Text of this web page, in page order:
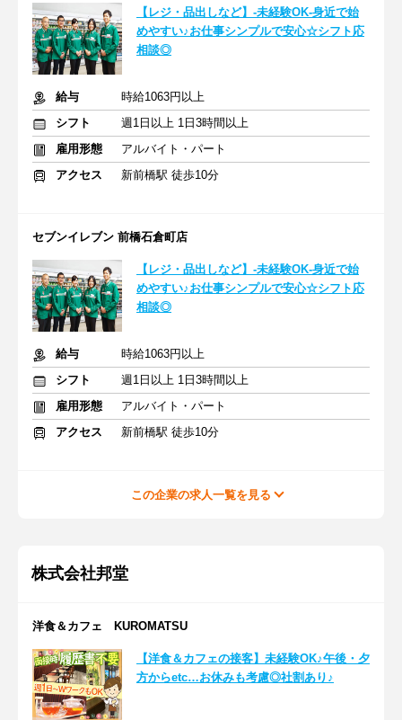
【レジ・品出しなど】-未経験OK-身近で始
めやすい♪お仕事シンプルで安心☆シフト応
相談◎
給与
時給1063円以上
シフト
週1日以上 1日3時間以上
雇用形態
アルバイト・パート
アクセス
新前橋駅 徒歩10分
セブンイレブン 前橋石倉町店
【レジ・品出しなど】-未経験OK-身近で始
めやすい♪お仕事シンプルで安心☆シフト応
相談◎
給与
時給1063円以上
シフト
週1日以上 1日3時間以上
雇用形態
アルバイト・パート
アクセス
新前橋駅 徒歩10分
この企業の求人一覧を見る
株式会社邦堂
洋食＆カフェ KUROMATSU
【洋食＆カフェの接客】未経験OK♪午後・夕
方からetc…お休みも考慮◎社割あり♪